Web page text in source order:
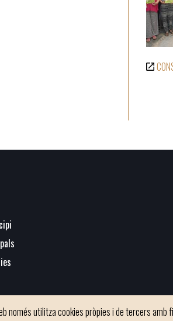
només utilitza cookies pròpies i de tercers amb